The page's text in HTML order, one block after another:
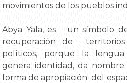
movimientos de los pueblos
Abya Yala, es un símbolo
recuperación de
políticos, porque la lengua
genera identidad, da
forma de apropiación del